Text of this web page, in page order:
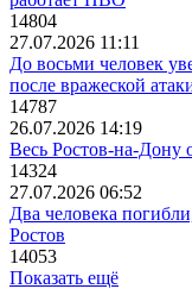
14804
27.07.2026 11:11
До восьми человек
после вражеской
14787
26.07.2026 14:19
Весь Ростов-на-Дону
14324
27.07.2026 06:52
Два человека
Ростов
14053
Показать ещё